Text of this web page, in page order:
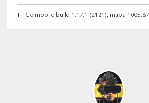
TT Go mobile build 1.17.1 (2121), mapa